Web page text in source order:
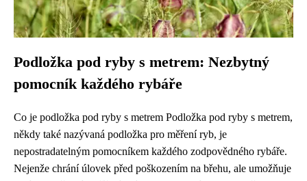
Podložka pod ryby s metrem: Nezbytný
pomocník každého rybáře
Co je podložka pod ryby s metrem Podložka pod ryby s metrem,
někdy také nazývaná podložka pro měření ryb, je
nepostradatelným pomocníkem každého zodpovědného rybáře.
Nejenže chrání úlovek před poškozením na břehu, ale umožňuje